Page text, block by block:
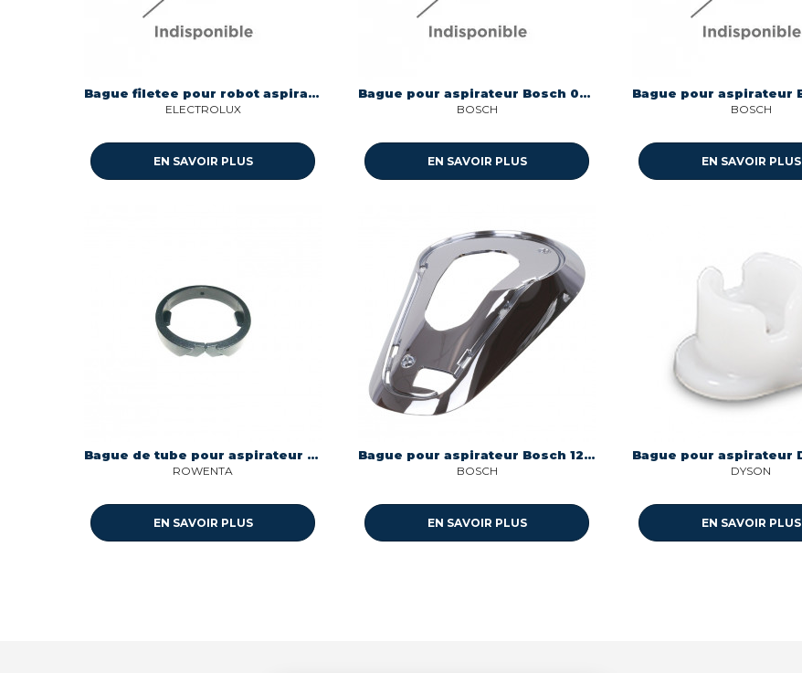
Bague filetee pour robot aspirateur Electrolux 400037200
ELECTROLUX
EN SAVOIR PLUS
Bague pour aspirateur Bosch 00619301
BOSCH
EN SAVOIR PLUS
BOSCH
EN SAVOIR PLUS
Bague de tube pour aspirateur diametre 41mm Rowenta RS-RT1849
ROWENTA
EN SAVOIR PLUS
Bague pour aspirateur Bosch 12023304
BOSCH
EN SAVOIR PLUS
DYSON
EN SAVOIR PLUS